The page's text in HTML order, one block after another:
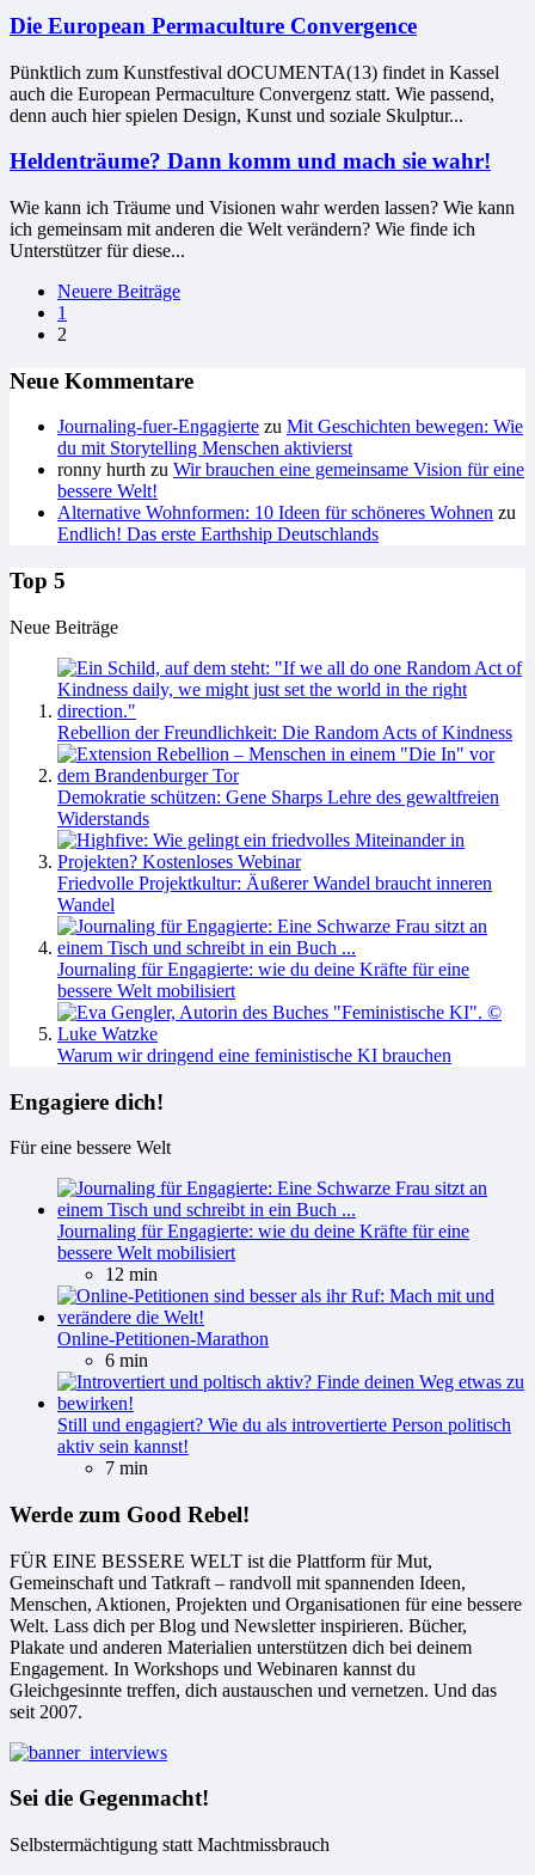
Die European Permaculture Convergence
Pünktlich zum Kunstfestival dOCUMENTA(13) findet in Kassel
auch die European Permaculture Convergenz statt. Wie passend,
denn auch hier spielen Design, Kunst und soziale Skulptur...
Heldenträume? Dann komm und mach sie wahr!
Wie kann ich Träume und Visionen wahr werden lassen? Wie kann
ich gemeinsam mit anderen die Welt verändern? Wie finde ich
Unterstützer für diese...
Seitennummerierung
der
Neuere Beiträge
1
2
Neue Kommentare
Journaling-fuer-Engagierte zu Mit Geschichten bewegen: Wie
du mit Storytelling Menschen aktivierst
ronny hurth zu Wir brauchen eine gemeinsame Vision für eine
bessere Welt!
Alternative Wohnformen: 10 Ideen für schöneres Wohnen zu
Endlich! Das erste Earthship Deutschlands
Top 5
Neue Beiträge
Rebellion der Freundlichkeit: Die Random Acts of Kindness
Demokratie schützen: Gene Sharps Lehre des gewaltfreien
Widerstands
Friedvolle Projektkultur: Äußerer Wandel braucht inneren
Wandel
Journaling für Engagierte: wie du deine Kräfte für eine
bessere Welt mobilisiert
Warum wir dringend eine feministische KI brauchen
Engagiere dich!
Für eine bessere Welt
Journaling für Engagierte: wie du deine Kräfte für eine
bessere Welt mobilisiert
12 min
Online-Petitionen-Marathon
6 min
Still und engagiert? Wie du als introvertierte Person politisch
aktiv sein kannst!
7 min
Werde zum Good Rebel!
FÜR EINE BESSERE WELT ist die Plattform für Mut,
Gemeinschaft und Tatkraft – randvoll mit spannenden Ideen,
Menschen, Aktionen, Projekten und Organisationen für eine bessere
Welt. Lass dich per Blog und Newsletter inspirieren. Bücher,
Plakate und anderen Materialien unterstützen dich bei deinem
Engagement. In Workshops und Webinaren kannst du
Gleichgesinnte treffen, dich austauschen und vernetzen. Und das
seit 2007.
Sei die Gegenmacht!
Selbstermächtigung statt Machtmissbrauch